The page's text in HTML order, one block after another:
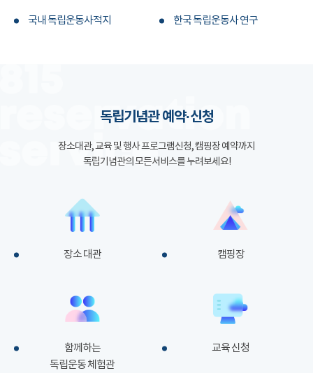
국내 독립운동사적지 한국 독립운동사 연구
독립기념관 예약·신청
장소대관, 교육 및 행사 프로그램신청, 캠핑장 예약까지
독립기념관의 모든서비스를 누려보세요!
장소 대관 캠핑장
함께하는
독립운동 체험관
교육 신청